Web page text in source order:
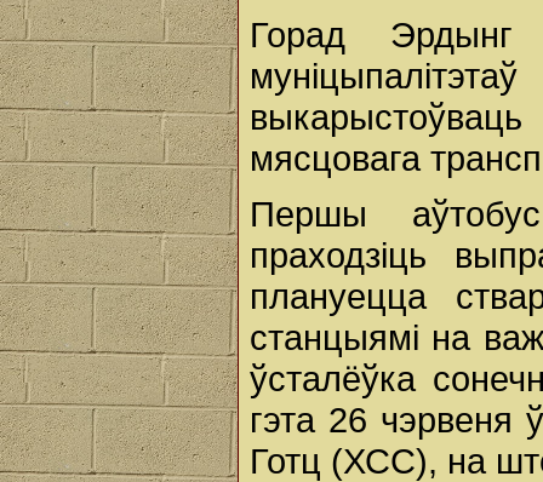
Горад
мясцовага
Першы
праходзіць
плануецца
станцыямі на
ўсталёўка
гэта 26 чэрвеня
Готц (ХСС), на